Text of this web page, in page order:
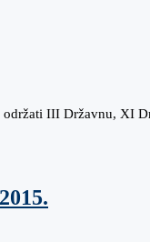
održati III Državnu, XI